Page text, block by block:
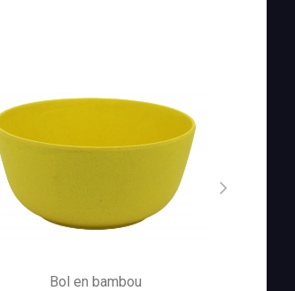
Bol en bambou